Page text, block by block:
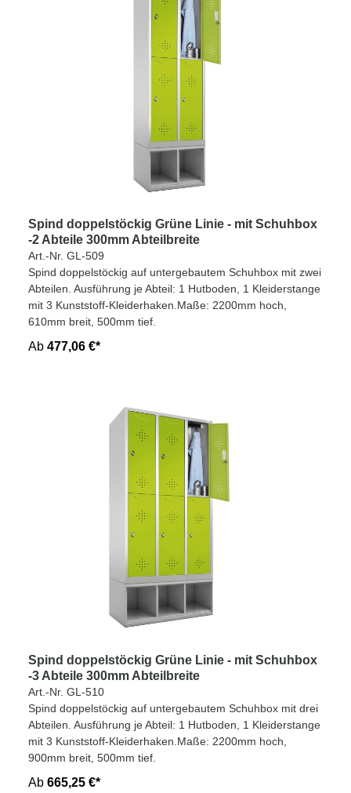
Spind doppelstöckig Grüne Linie - mit Schuhbox
-2 Abteile 300mm Abteilbreite
Art.-Nr. GL-509
Spind doppelstöckig auf untergebautem Schuhbox mit zwei
Abteilen. Ausführung je Abteil: 1 Hutboden, 1 Kleiderstange
mit 3 Kunststoff-Kleiderhaken.Maße: 2200mm hoch,
610mm breit, 500mm tief.
Ab 477,06 €*
Spind doppelstöckig Grüne Linie - mit Schuhbox
-3 Abteile 300mm Abteilbreite
Art.-Nr. GL-510
Spind doppelstöckig auf untergebautem Schuhbox mit drei
Abteilen. Ausführung je Abteil: 1 Hutboden, 1 Kleiderstange
mit 3 Kunststoff-Kleiderhaken.Maße: 2200mm hoch,
900mm breit, 500mm tief.
Ab 665,25 €*